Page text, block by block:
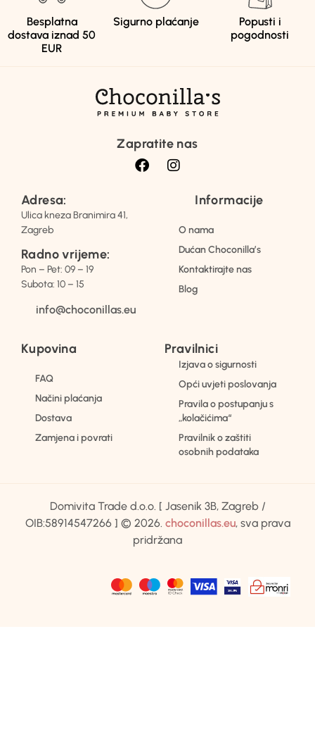
Besplatna
dostava iznad 50
EUR
Sigurno plaćanje
Popusti i
pogodnosti
Zapratite nas
Adresa:
Ulica kneza Branimira 41,
Zagreb
Radno vrijeme:
Pon – Pet: 09 – 19
Subota: 10 – 15
info@choconillas.eu
Informacije
O nama
Dućan Choconilla’s
Kontaktirajte nas
Blog
Kupovina
FAQ
Načini plaćanja
Dostava
Zamjena i povrati
Pravilnici
Izjava o sigurnosti
Opći uvjeti poslovanja
Pravila o postupanju s
„kolačićima“
Pravilnik o zaštiti
osobnih podataka
Domivita Trade d.o.o. [ Jasenik 3B, Zagreb /
OIB:58914547266 ] © 2026. choconillas.eu, sva prava
pridržana